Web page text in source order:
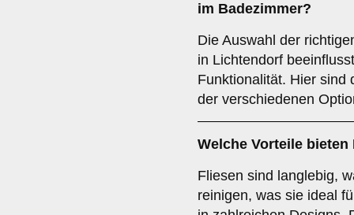
im Badezimmer?
Die Auswahl der
in Lichtendorf
Funktionalität. Hier sind
der verschiedenen
Welche Vorteile bieten
Fliesen sind langlebig,
reinigen, was sie ideal